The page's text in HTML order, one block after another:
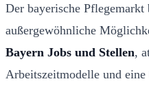
Der bayerische
außergewöhnliche
Bayern Jobs und Stellen,
Arbeitszeitmodelle und